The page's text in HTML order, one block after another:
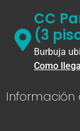
CC
(3
Burbuja
Como
Información